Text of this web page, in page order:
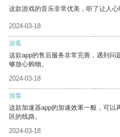
这款游戏的音乐非常优美，听了让人心
2024-03-18
游客
这款app的售后服务非常完善，遇到问
够放心购物。
2024-03-18
游客
这款加速器app的加速效果一般，可以
区的线路。
2024-03-18